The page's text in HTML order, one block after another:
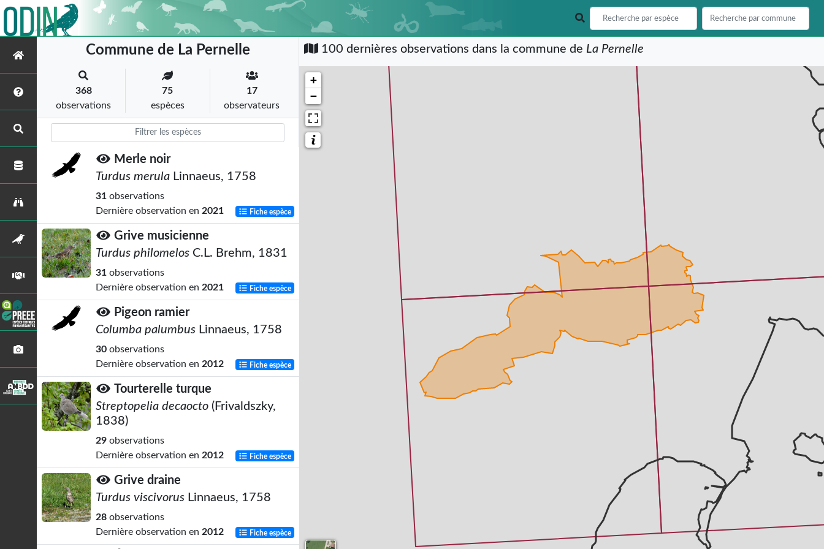
Commune de La Pernelle
368
observations
75
espèces
17
observateurs
Merle noir
Turdus merula Linnaeus, 1758
31 observations
Dernière observation en 2021 Fiche espèce
Grive musicienne
Turdus philomelos C.L. Brehm, 1831
31 observations
Dernière observation en 2021 Fiche espèce
Pigeon ramier
Columba palumbus Linnaeus, 1758
30 observations
Dernière observation en 2012 Fiche espèce
Tourterelle turque
Streptopelia decaocto (Frivaldszky,
1838)
29 observations
Dernière observation en 2012 Fiche espèce
Grive draine
Turdus viscivorus Linnaeus, 1758
28 observations
Dernière observation en 2012 Fiche espèce
100 dernières observations dans la commune de La Pernelle
+
−